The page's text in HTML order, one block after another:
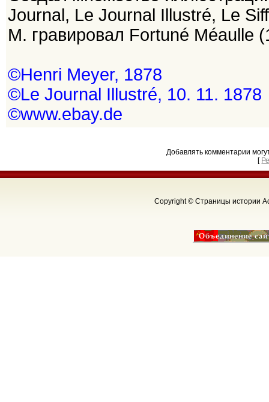
Journal, Le Journal Illustré, Le
М. гравировал Fortuné Méaulle
©Henri Meyer, 1878
©Le Journal Illustré, 10. 11. 1878
©www.ebay.de
Добавлять комментарии
[
Copyright © Страницы истории